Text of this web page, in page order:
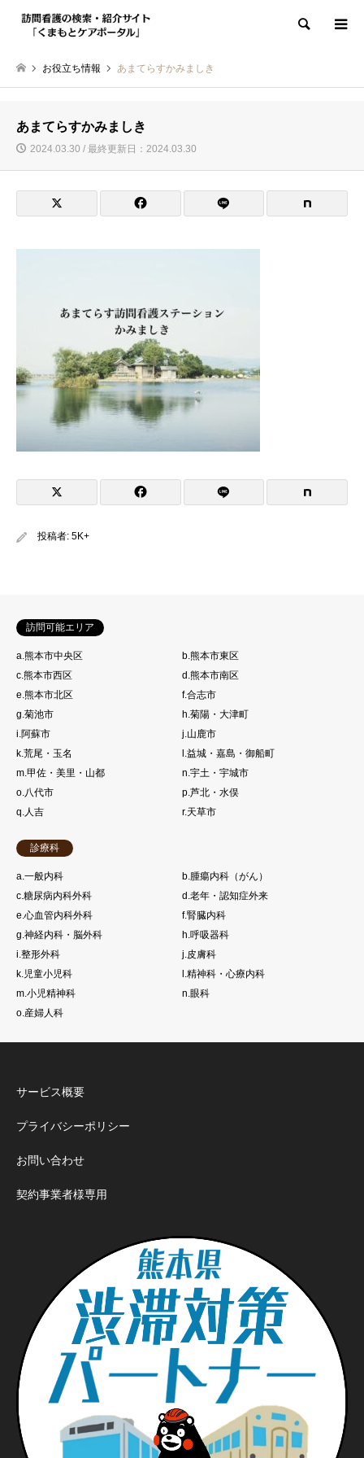
検索
お役立ち情報 あまてらすかみましき
あまてらすかみましき
2024.03.30 / 最終更新日：2024.03.30
投稿者: 5K+
訪問可能エリア
a.熊本市中央区
b.熊本市東区
c.熊本市西区
d.熊本市南区
e.熊本市北区
f.合志市
g.菊池市
h.菊陽・大津町
i.阿蘇市
j.山鹿市
k.荒尾・玉名
l.益城・嘉島・御船町
m.甲佐・美里・山都
n.宇土・宇城市
o.八代市
p.芦北・水俣
q.人吉
r.天草市
診療科
a.一般内科
b.腫瘍内科（がん）
c.糖尿病内科外科
d.老年・認知症外来
e.心血管内科外科
f.腎臓内科
g.神経内科・脳外科
h.呼吸器科
i.整形外科
j.皮膚科
k.児童小児科
l.精神科・心療内科
m.小児精神科
n.眼科
o.産婦人科
サービス概要
プライバシーポリシー
お問い合わせ
契約事業者様専用